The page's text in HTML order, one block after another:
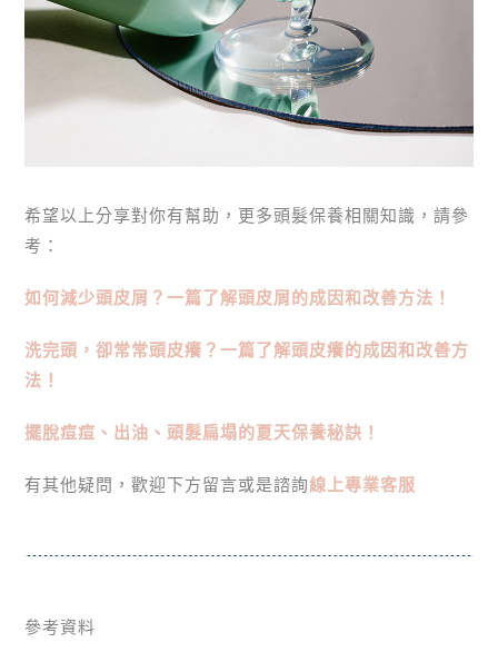
希望以上分享對你有幫助，更多頭髮保養相關知識，請參
考：
如何減少頭皮屑？一篇了解頭皮屑的成因和改善方法！
洗完頭，卻常常頭皮癢？一篇了解頭皮癢的成因和改善方
法！
擺脫痘痘、出油、頭髮扁塌的夏天保養秘訣！
有其他疑問，歡迎下方留言或是諮詢線上專業客服
參考資料